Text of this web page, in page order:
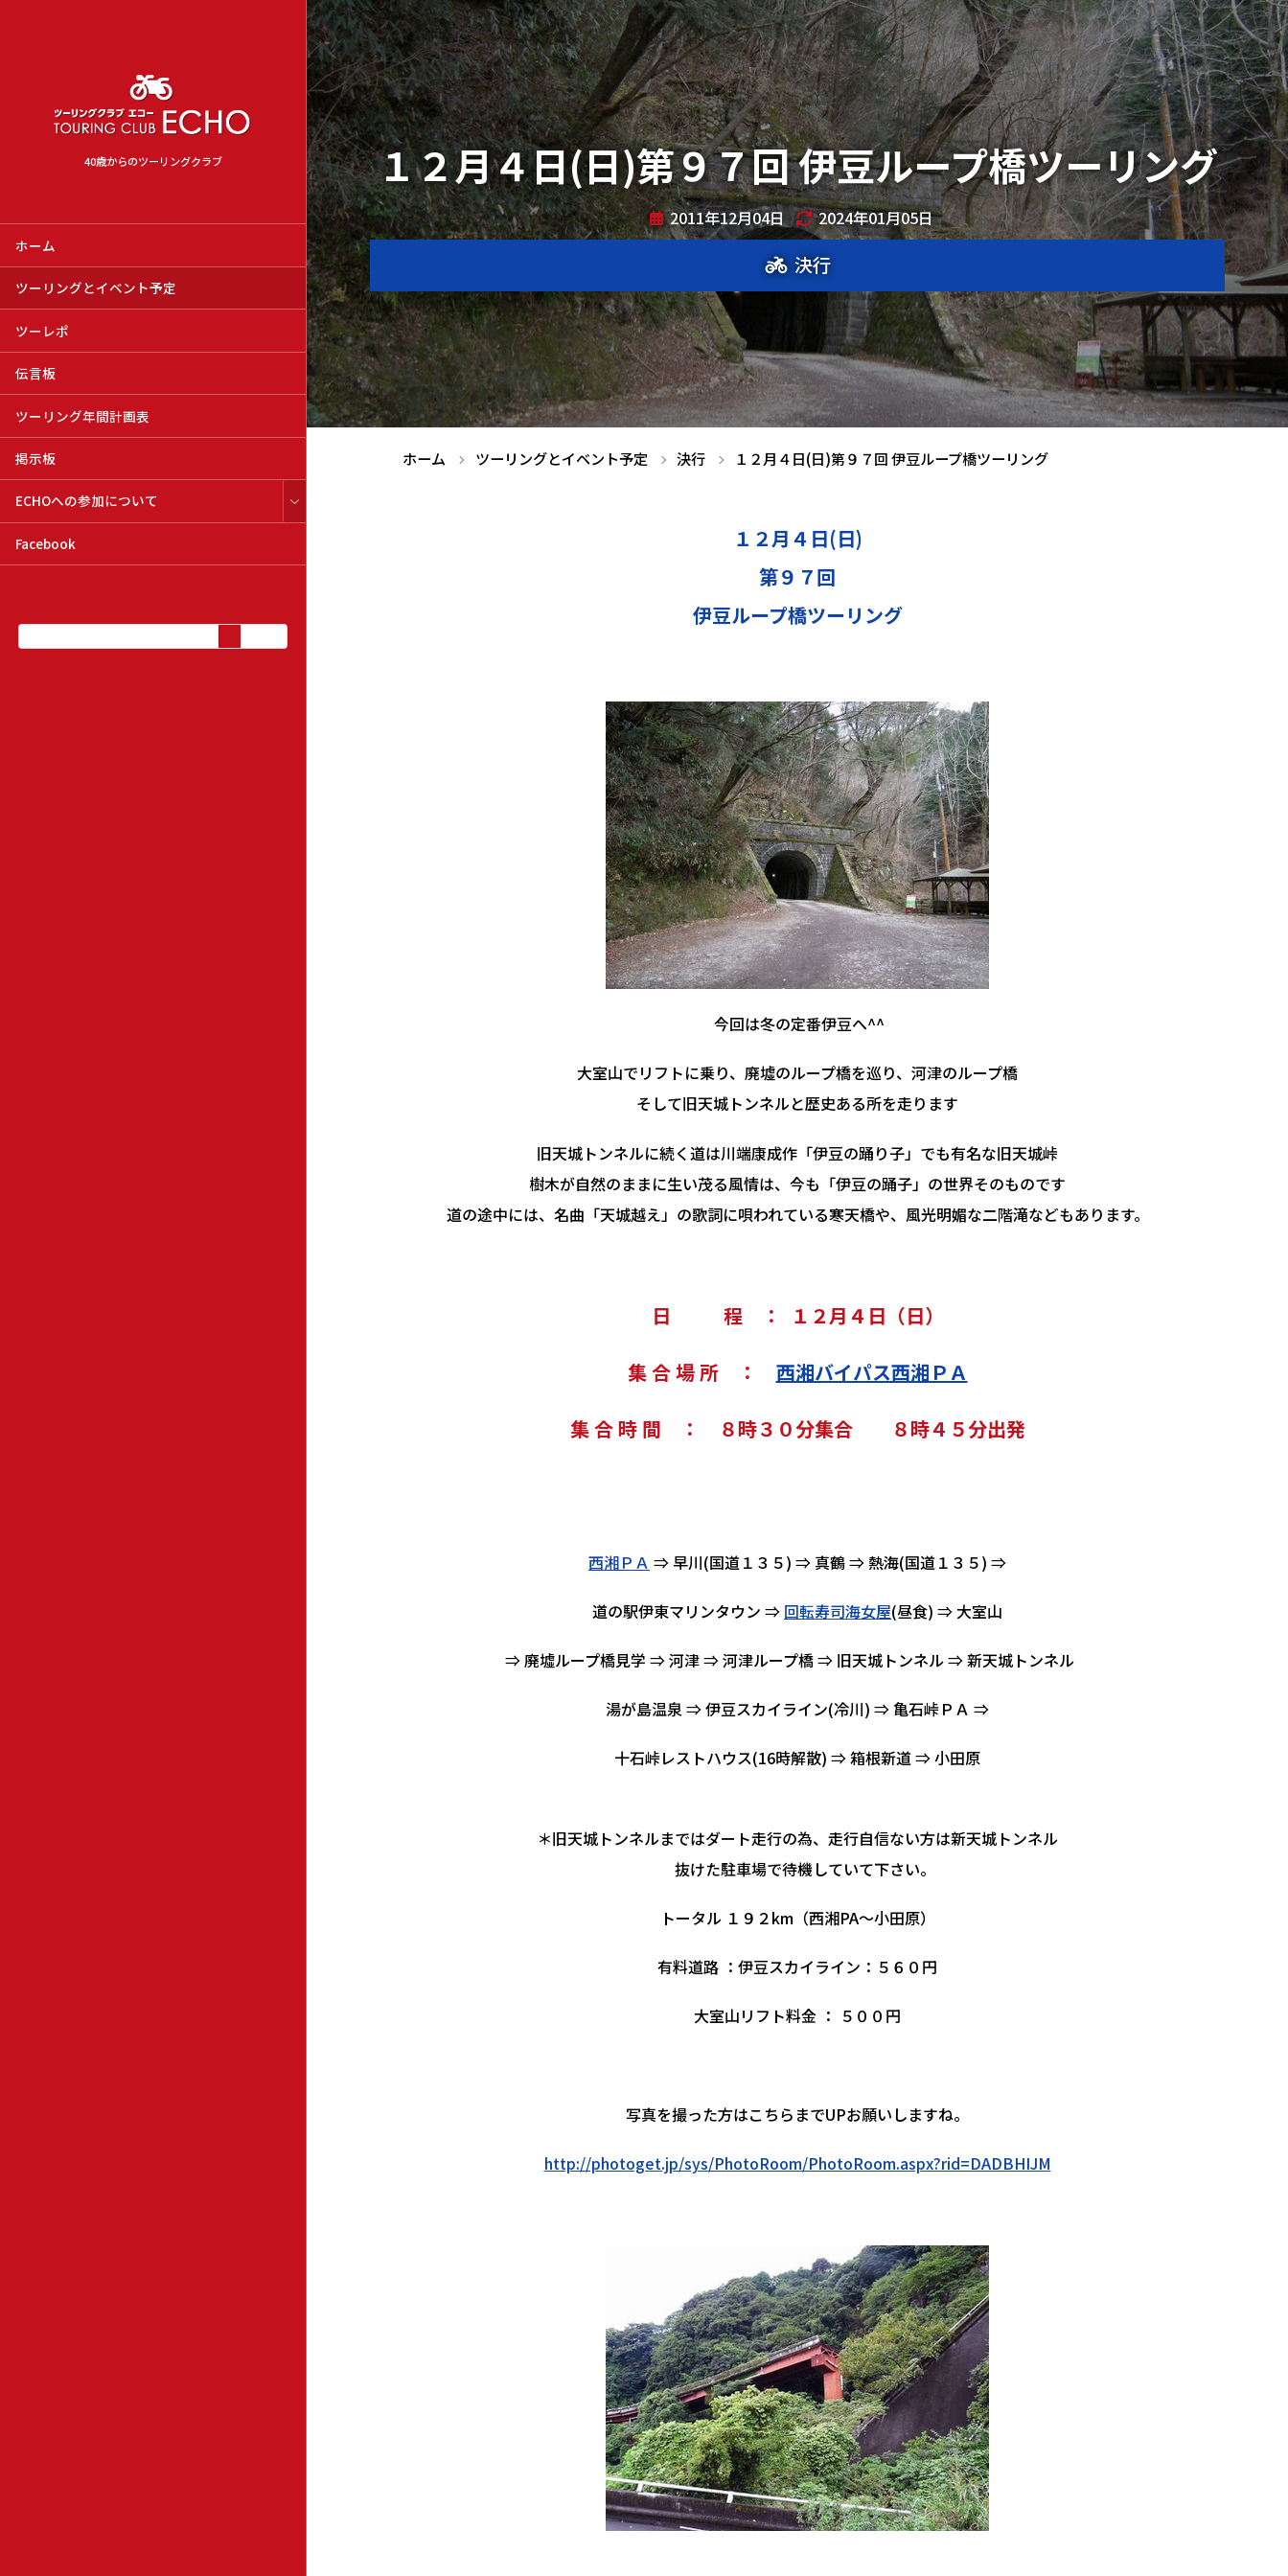
40歳からのツーリングクラブ
ホーム
ツーリングとイベント予定
ツーレポ
伝言板
ツーリング年間計画表
掲示板
ECHOへの参加について
Facebook
１２月４日(日)第９７回 伊豆ループ橋ツーリング
2011年12月04日 2024年01月05日
決行
ホーム ツーリングとイベント予定 決行 １２月４日(日)第９７回 伊豆ループ橋ツーリング
１２月４日(日)
第９７回
伊豆ループ橋ツーリング
今回は冬の定番伊豆へ^^
大室山でリフトに乗り、廃墟のループ橋を巡り、河津のループ橋
そして旧天城トンネルと歴史ある所を走ります
旧天城トンネルに続く道は川端康成作「伊豆の踊り子」でも有名な旧天城峠
樹木が自然のままに生い茂る風情は、今も「伊豆の踊子」の世界そのものです
道の途中には、名曲「天城越え」の歌詞に唄われている寒天橋や、風光明媚な二階滝などもあります。
日 程 ： １２月４日（日）
集 合 場 所 ： 西湘バイパス西湘ＰＡ
集 合 時 間 ： ８時３０分集合 ８時４５分出発
西湘ＰＡ ⇒ 早川(国道１３５) ⇒ 真鶴 ⇒ 熱海(国道１３５) ⇒
道の駅伊東マリンタウン ⇒ 回転寿司海女屋(昼食) ⇒ 大室山
⇒ 廃墟ループ橋見学 ⇒ 河津 ⇒ 河津ループ橋 ⇒ 旧天城トンネル ⇒ 新天城トンネル
湯が島温泉 ⇒ 伊豆スカイライン(冷川) ⇒ 亀石峠ＰＡ ⇒
十石峠レストハウス(16時解散) ⇒ 箱根新道 ⇒ 小田原
＊旧天城トンネルまではダート走行の為、走行自信ない方は新天城トンネル
抜けた駐車場で待機していて下さい。
トータル １９２km（西湘PA～小田原）
有料道路 ：伊豆スカイライン：５６０円
大室山リフト料金 ： ５００円
写真を撮った方はこちらまでUPお願いしますね。
http://photoget.jp/sys/PhotoRoom/PhotoRoom.aspx?rid=DADBHIJM